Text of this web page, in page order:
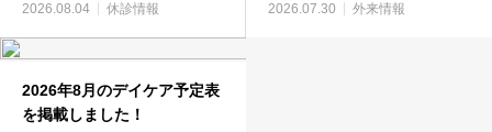
2026.08.04 休診情報 2026.07.30 外来情報
2026年8月のデイケア予定表
を掲載しました！